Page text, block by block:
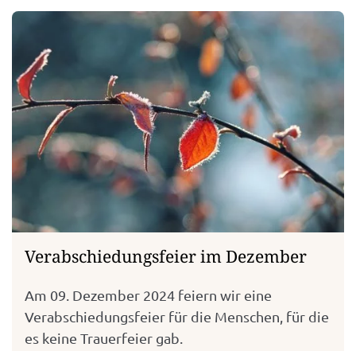
Verabschiedungsfeier im Dezember
Am 09. Dezember 2024 feiern wir eine
Verabschiedungsfeier für die Menschen, für die
es keine Trauerfeier gab.